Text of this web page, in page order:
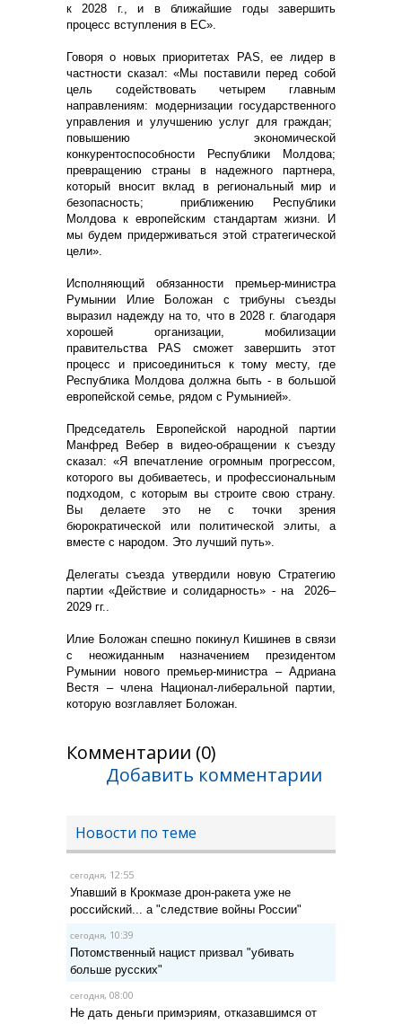
к 2028 г., и в ближайшие годы завершить
процесс вступления в ЕС».
Говоря о новых приоритетах PAS, ее лидер в
частности сказал: «Мы поставили перед собой
цель содействовать четырем главным
направлениям: модернизации государственного
управления и улучшению услуг для граждан;
повышению экономической
конкурентоспособности Республики Молдова;
превращению страны в надежного партнера,
который вносит вклад в региональный мир и
безопасность; приближению Республики
Молдова к европейским стандартам жизни. И
мы будем придерживаться этой стратегической
цели».
Исполняющий обязанности премьер-министра
Румынии Илие Боложан с трибуны съезды
выразил надежду на то, что в 2028 г. благодаря
хорошей организации, мобилизации
правительства PAS сможет завершить этот
процесс и присоединиться к тому месту, где
Республика Молдова должна быть - в большой
европейской семье, рядом с Румынией».
Председатель Европейской народной партии
Манфред Вебер в видео-обращении к съезду
сказал: «Я впечатление огромным прогрессом,
которого вы добиваетесь, и профессиональным
подходом, с которым вы строите свою страну.
Вы делаете это не с точки зрения
бюрократической или политической элиты, а
вместе с народом. Это лучший путь».
Делегаты съезда утвердили новую Стратегию
партии «Действие и солидарность» - на 2026–
2029 гг..
Илие Боложан спешно покинул Кишинев в связи
с неожиданным назначением президентом
Румынии нового премьер-министра – Адриана
Вестя – члена Национал-либеральной партии,
которую возглавляет Боложан.
Комментарии (0)
Добавить комментарии
Новости по теме
сегодня, 12:55
Упавший в Крокмазе дрон-ракета уже не
российский... а "следствие войны России"
сегодня, 10:39
Потомственный нацист призвал "убивать
больше русских"
сегодня, 08:00
Не дать деньги примэриям, отказавшимся от